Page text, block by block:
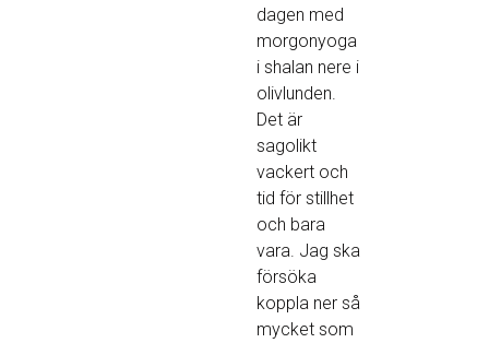
dagen med
morgonyoga
i shalan nere i
olivlunden.
Det är
sagolikt
vackert och
tid för stillhet
och bara
vara. Jag ska
försöka
koppla ner så
mycket som